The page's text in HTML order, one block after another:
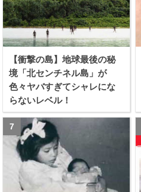
【衝撃の島】地球最後の秘
境「北センチネル島」が
色々ヤバすぎてシャレにな
らないレベル！